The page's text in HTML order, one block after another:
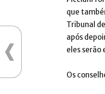
que
Tribunal
após
eles serão
Os